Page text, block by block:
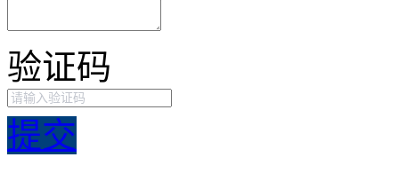
验证码
提交